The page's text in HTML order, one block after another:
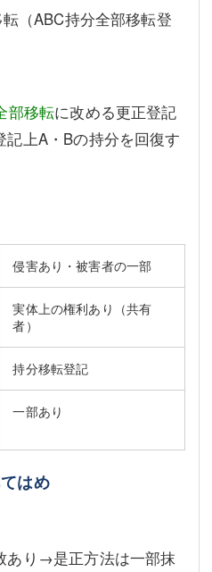
（ABC持分全部移転登
部移転に改める更正登記
上A・Bの持分を回復す
侵害あり・被害者の一部
実体上の権利あり（共有
者）
持分移転登記
一部あり
はめ
あり→是正方法は一部抹